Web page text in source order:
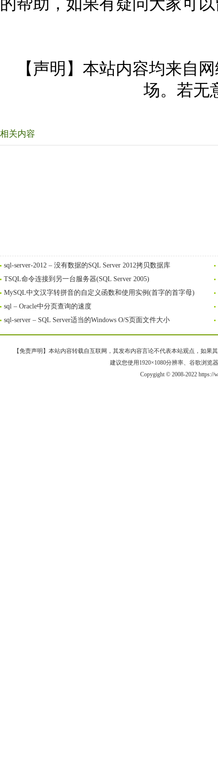
的帮助，如果有疑问大家可
【声明】本站内容均来自
场。若无
相关内容
sql-server-2012 – 没有数据的SQL Server 2012拷贝数据库
TSQL命令连接到另一台服务器(SQL Server 2005)
MySQL中文汉字转拼音的自定义函数和使用实例(首字的首字母)
sql – Oracle中分页查询的速度
sql-server – SQL Server适当的Windows O/S页面文件大小
【免责声明】本站内容转载自互联网，其发布内容言论不代表本站观点，如果
建议您使用1920×1080分辨率、谷歌浏览
Copygight © 2008-2022 https://